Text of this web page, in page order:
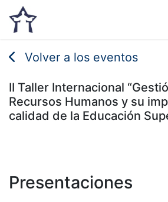
Volver a los eventos
II Taller Internacional
Recursos Humanos y su
calidad de la Educación
Presentaciones